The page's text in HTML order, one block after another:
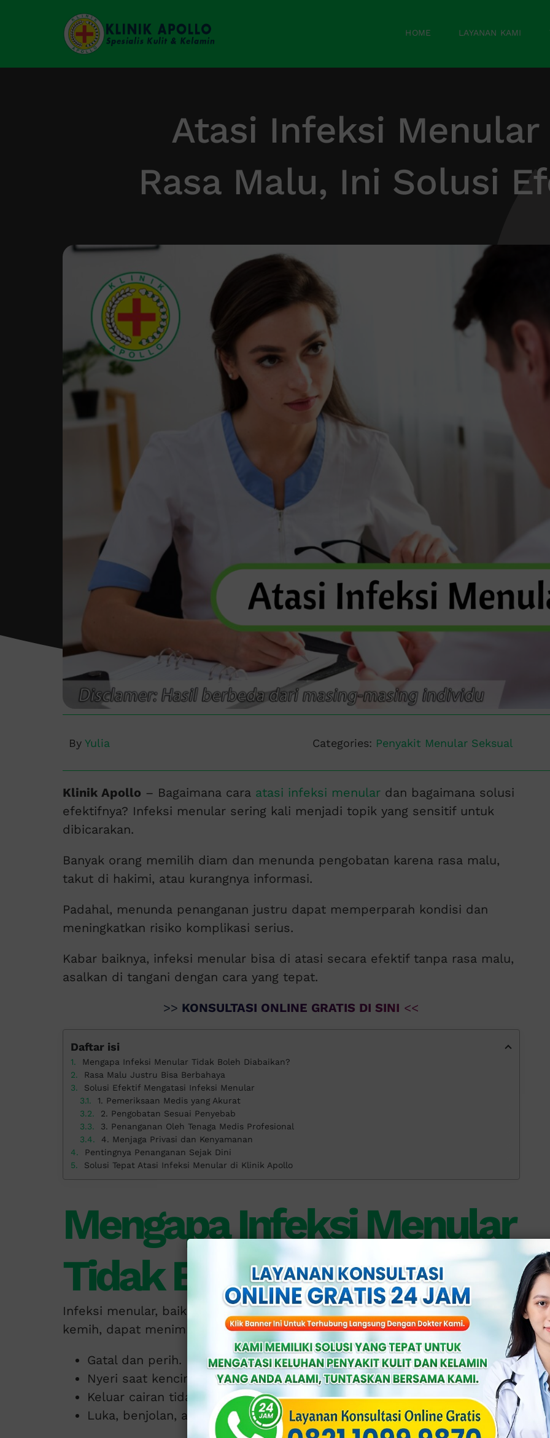
HOME LAYANAN KAMI
Atasi Infeksi Menular
Rasa Malu, Ini Solusi
By Yulia Categories: Penyakit Menular Seksual
Klinik Apollo – Bagaimana cara atasi infeksi menulardan bagaimana solusi
efektifnya? Infeksi menular sering kali menjadi topik yang sensitif untuk
dibicarakan.
Banyak orang memilih diam dan menunda pengobatan karena rasa malu,
takut di hakimi, atau kurangnya informasi.
Padahal, menunda penanganan justru dapat memperparah kondisi dan
meningkatkan risiko komplikasi serius.
Kabar baiknya, infeksi menular bisa di atasi secara efektif tanpa rasa malu,
asalkan di tangani dengan cara yang tepat.
>> KONSULTASI ONLINE GRATIS DI SINI <<
Daftar isi
Mengapa Infeksi Menular Tidak Boleh Diabaikan?
Rasa Malu Justru Bisa Berbahaya
Solusi Efektif Mengatasi Infeksi Menular
1. Pemeriksaan Medis yang Akurat
2. Pengobatan Sesuai Penyebab
3. Penanganan Oleh Tenaga Medis Profesional
4. Menjaga Privasi dan Kenyamanan
Pentingnya Penanganan Sejak Dini
Solusi Tepat Atasi Infeksi Menular di Klinik Apollo
Mengapa Infeksi Menular
Tidak Boleh Diabaikan?
Infeksi menular, baik yang menyerang organ kelamin maupun saluran
kemih, dapat menimbulkan berbagai keluhan seperti:
Gatal dan perih.
Nyeri saat kencing atau berhubungan intim.
Keluar cairan tidak normal (abnormal).
Luka, benjolan, atau kemerahan di area intim.